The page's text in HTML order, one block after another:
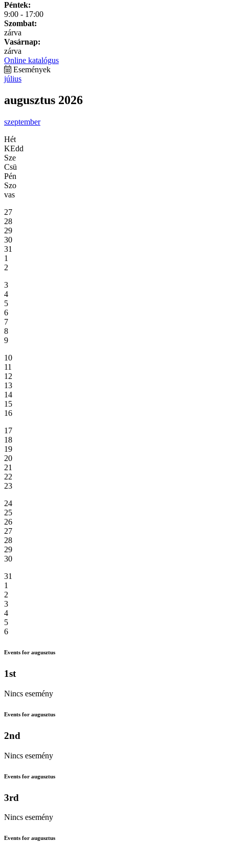
Péntek:
9:00 - 17:00
Szombat:
zárva
Vasárnap:
zárva
Online katalógus
Események
július
augusztus 2026
szeptember
Hét
KEdd
Sze
Csü
Pén
Szo
vas
27
28
29
30
31
1
2
3
4
5
6
7
8
9
10
11
12
13
14
15
16
17
18
19
20
21
22
23
24
25
26
27
28
29
30
31
1
2
3
4
5
6
Events for augusztus
1st
Nincs esemény
Events for augusztus
2nd
Nincs esemény
Events for augusztus
3rd
Nincs esemény
Events for augusztus